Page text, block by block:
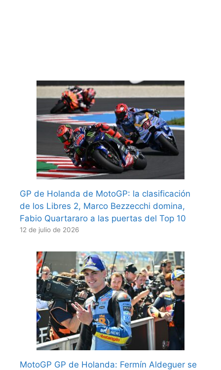
GP de Holanda de MotoGP: la clasificación
de los Libres 2, Marco Bezzecchi domina,
Fabio Quartararo a las puertas del Top 10
12 de julio de 2026
MotoGP GP de Holanda: Fermín Aldeguer se